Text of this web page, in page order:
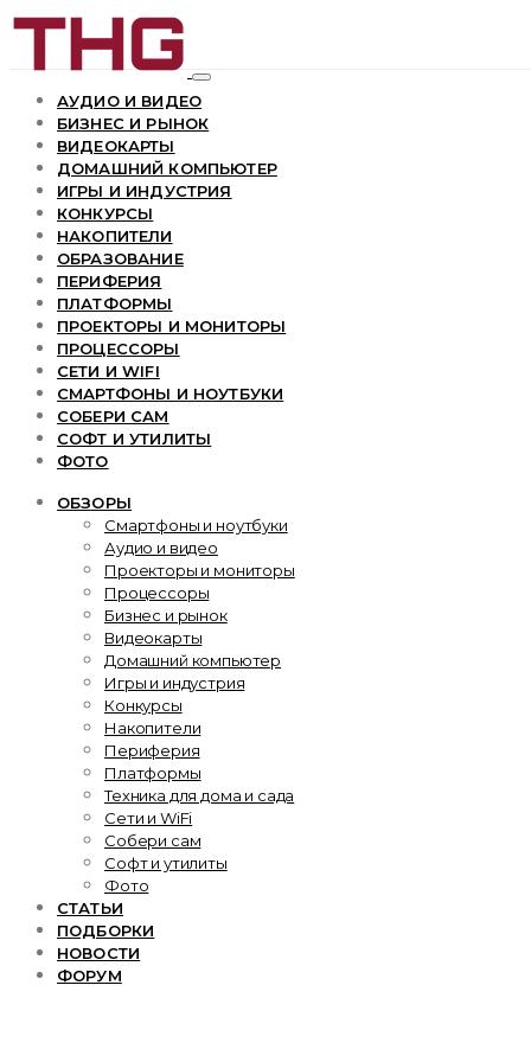
АУДИО И ВИДЕО
БИЗНЕС И РЫНОК
ВИДЕОКАРТЫ
ДОМАШНИЙ КОМПЬЮТЕР
ИГРЫ И ИНДУСТРИЯ
КОНКУРСЫ
НАКОПИТЕЛИ
ОБРАЗОВАНИЕ
ПЕРИФЕРИЯ
ПЛАТФОРМЫ
ПРОЕКТОРЫ И МОНИТОРЫ
ПРОЦЕССОРЫ
СЕТИ И WIFI
СМАРТФОНЫ И НОУТБУКИ
СОБЕРИ САМ
СОФТ И УТИЛИТЫ
ФОТО
ОБЗОРЫ
Смартфоны и ноутбуки
Аудио и видео
Проекторы и мониторы
Процессоры
Бизнес и рынок
Видеокарты
Домашний компьютер
Игры и индустрия
Конкурсы
Накопители
Периферия
Платформы
Техника для дома и сада
Сети и WiFi
Собери сам
Софт и утилиты
Фото
СТАТЬИ
ПОДБОРКИ
НОВОСТИ
ФОРУМ